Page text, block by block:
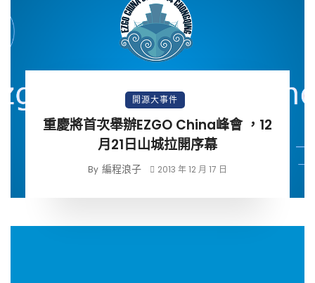
開源大事件
重慶將首次舉辦EZGO China峰會 ，12
月21日山城拉開序幕
By 編程浪子 2013 年 12 月 17 日